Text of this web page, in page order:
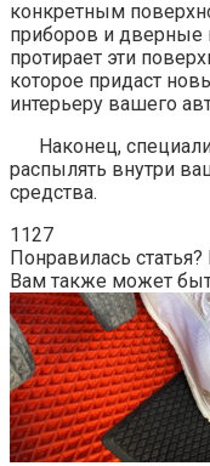
конкретным
приборов и дверные
протирает эти
которое придаст
интерьеру вашего
Наконец,
распылять внутри
средства.
1127
Понравилась
Вам также может